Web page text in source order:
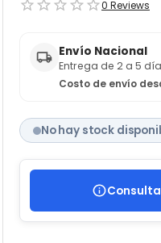
0 Reviews
Envío Nacional
Entrega de 2 a 5
Costo de envío
No hay stock